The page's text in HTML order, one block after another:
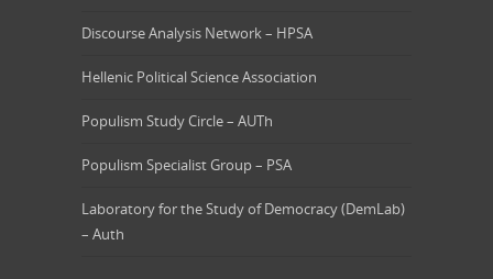
Discourse Analysis Network – HPSA
Hellenic Political Science Association
Populism Study Circle – AUTh
Populism Specialist Group – PSA
Laboratory for the Study of Democracy (DemLab)
– Auth